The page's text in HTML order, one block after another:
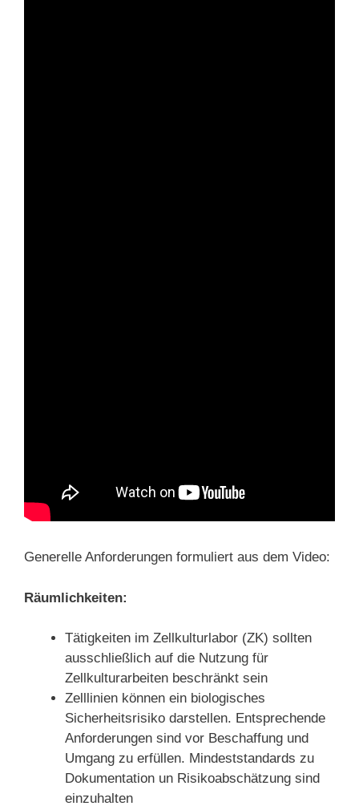
Generelle Anforderungen formuliert aus dem Video:
Räumlichkeiten:
Tätigkeiten im Zellkulturlabor (ZK) sollten
ausschließlich auf die Nutzung für
Zellkulturarbeiten beschränkt sein
Zelllinien können ein biologisches
Sicherheitsrisiko darstellen. Entsprechende
Anforderungen sind vor Beschaffung und
Umgang zu erfüllen. Mindeststandards zu
Dokumentation un Risikoabschätzung sind
einzuhalten